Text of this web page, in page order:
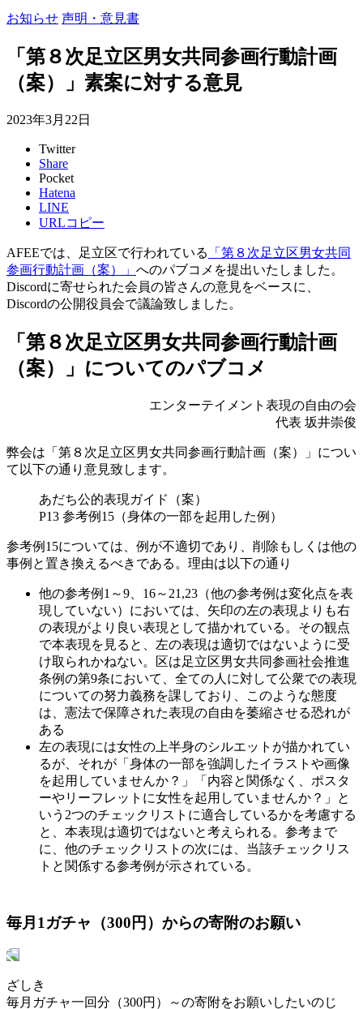
お知らせ 声明・意見書
「第８次足立区男女共同参画行動計画
（案）」素案に対する意見
2023年3月22日
Twitter
Share
Pocket
Hatena
LINE
URLコピー
AFEEでは、足立区で行われている
「第８次足立区男女共同
参画行動計画（案）」 へのパブコメを提出いたしました。
Discordに寄せられた会員の皆さんの意見をベースに、
Discordの公開役員会で議論致しました。
「第８次足立区男女共同参画行動計画
（案）」についてのパブコメ
エンターテイメント表現の自由の会
代表 坂井崇俊
弊会は「第８次足立区男女共同参画行動計画（案）」につい
て以下の通り意見致します。
あだち公的表現ガイド（案）
P13 参考例15（身体の一部を起用した例）
参考例15については、例が不適切であり、削除もしくは他の
事例と置き換えるべきである。理由は以下の通り
他の参考例1～9、16～21,23（他の参考例は変化点を表
現していない）においては、矢印の左の表現よりも右
の表現がより良い表現として描かれている。その観点
で本表現を見ると、左の表現は適切ではないように受
け取られかねない。区は足立区男女共同参画社会推進
条例の第9条において、全ての人に対して公衆での表現
についての努力義務を課しており、このような態度
は、憲法で保障された表現の自由を萎縮させる恐れが
ある
左の表現には女性の上半身のシルエットが描かれてい
るが、それが「身体の一部を強調したイラストや画像
を起用していませんか？」「内容と関係なく、ポスタ
ーやリーフレットに女性を起用していませんか？」と
いう2つのチェックリストに適合しているかを考慮する
と、本表現は適切ではないと考えられる。参考まで
に、他のチェックリストの次には、当該チェックリス
トと関係する参考例が示されている。
毎月1ガチャ（300円）からの寄附のお願い
ざしき
毎月ガチャ一回分（300円）～の寄附をお願いしたいのじ